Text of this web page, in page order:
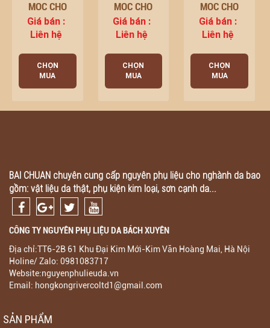
MÓC CHÓ
Giá bán :
Liên hệ
CHỌN
MUA
MÓC CHÓ
Giá bán :
Liên hệ
CHỌN
MUA
MÓC CHÓ
Giá bán :
Liên hệ
CHỌN
MUA
BAI CHUAN chuyên cung cấp nguyên phụ liệu cho nghành da bao
gồm: vật liệu da thật, phụ kiện kim loại, sơn cạnh da...
CÔNG TY NGUYÊN PHỤ LIỆU DA BÁCH XUYÊN
Địa chỉ:TT6-2B 61 Khu Đại Kim Mới-Kim Văn Hoàng Mai, Hà Nội
Holine/ Zalo: 0981083717
Website:nguyenphulieuda.vn
Email: hongkongrivercoltd1@gmail.com
SẢN PHẨM